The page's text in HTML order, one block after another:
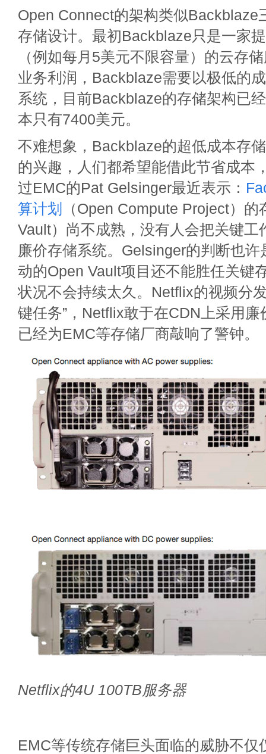
Open Connect的架构类似Backblaze
存储设计。最初Backblaze只是一家
（例如每月5美元不限容量）的云存
业务利润，Backblaze需要以极低的
系统，目前Backblaze的存储架构已
本只有7400美元。
不难想象，Backblaze的超低成本存
的兴趣，人们都希望能借此节省成本
过EMC的Pat Gelsinger最近表示：
算计划
（Open Compute Project）
Vault）尚不成熟，没有人会把关键工
廉价存储系统。Gelsinger的判断也
动的Open Vault项目还不能胜任关键
状况不会持续太久。Netflix的视频分
键任务”，Netflix敢于在CDN上采用
已经为EMC等存储厂商敲响了警钟。
Netflix的4U 100TB服务器
EMC等传统存储巨头面临的威胁不仅